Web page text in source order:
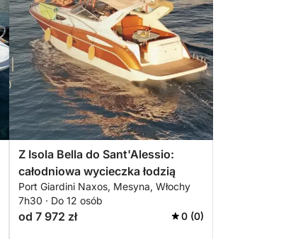
Z Isola Bella do Sant'Alessio:
całodniowa wycieczka łodzią
Port Giardini Naxos, Mesyna, Włochy
7h30 · Do 12 osób
od 7 972 zł 0 (0)